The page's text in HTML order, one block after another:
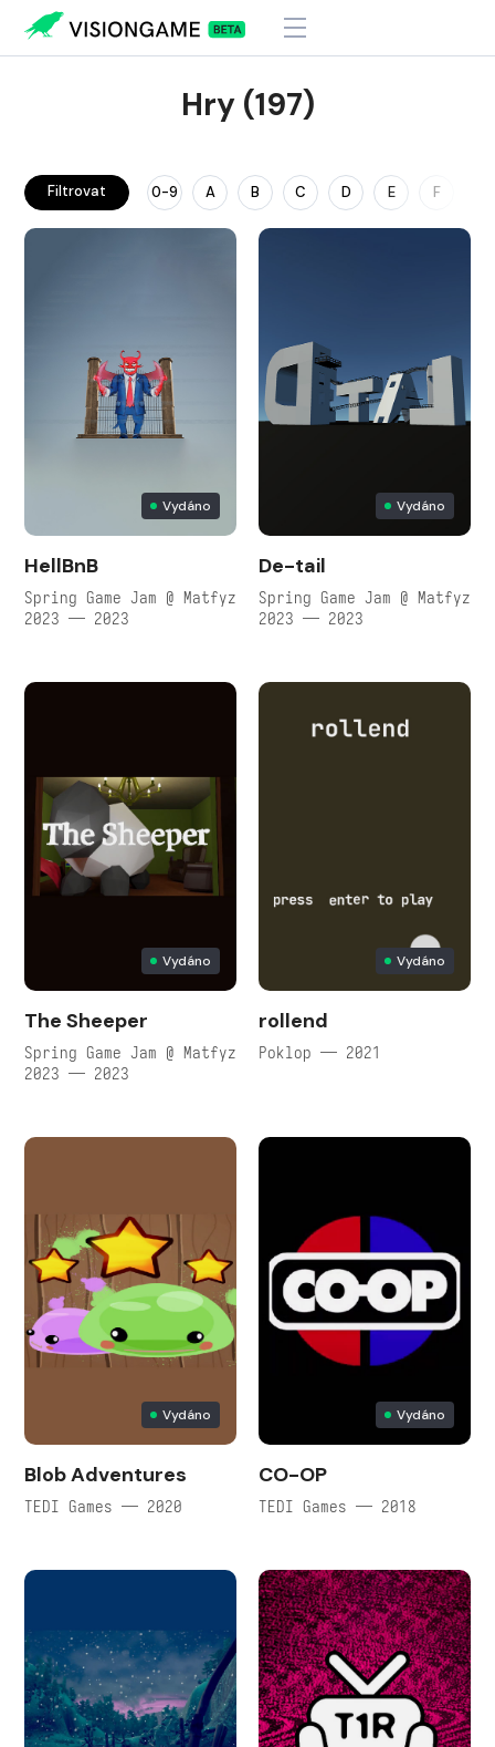
Hry (197)
Filtrovat 0-9 A B C D E F
Vydáno
HellBnB
Spring Game Jam @ Matfyz
2023 — 2023
Vydáno
De-tail
Spring Game Jam @ Matfyz
2023 — 2023
Vydáno
The Sheeper
Spring Game Jam @ Matfyz
2023 — 2023
Vydáno
rollend
Poklop — 2021
Vydáno
Blob Adventures
TEDI Games — 2020
Vydáno
CO-OP
TEDI Games — 2018